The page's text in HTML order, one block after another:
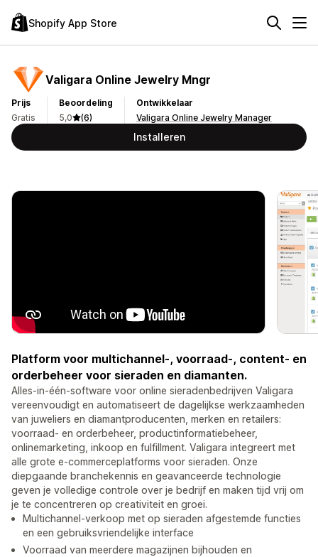
Shopify App Store
Valigara Online Jewelry Mngr
Prijs
Gratis
Beoordeling
5,0
(6)
Ontwikkelaar
Valigara Online Jewelry Manager
Installeren
Platform voor multichannel-, voorraad-, content- en
orderbeheer voor sieraden en diamanten.
Alles-in-één-software voor online sieradenbedrijven Valigara
vereenvoudigt en automatiseert de dagelijkse werkzaamheden
van juweliers en diamantproducenten, merken en retailers:
voorraad- en orderbeheer, productinformatiebeheer,
onlinemarketing, inkoop en fulfillment. Valigara integreert met
alle grote e-commerceplatforms voor sieraden. Onze
diepgaande branchekennis en geavanceerde technologie
geven je volledige controle over je bedrijf en maken tijd vrij om
je te concentreren op creativiteit en groei.
Multichannel-verkoop met op sieraden afgestemde functies
en een gebruiksvriendelijke interface
Voorraad van meerdere magazijnen bijhouden en